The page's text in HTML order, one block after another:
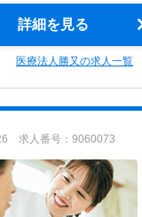
詳細を見る
医療法人勝又の求人一覧
求人番号：9060073